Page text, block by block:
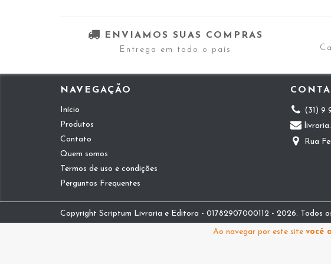
Ao navegar por este site você
ENVIAMOS SUAS COMPRAS
Entrega em todo o país
NAVEGAÇÃO
Início
Produtos
Contato
Quem somos
Termos de uso e condições
Perguntas Frequentes
(31) 9
Rua
Copyright Scriptum Livraria e Editora - 01782907000112 - 2026. Todos